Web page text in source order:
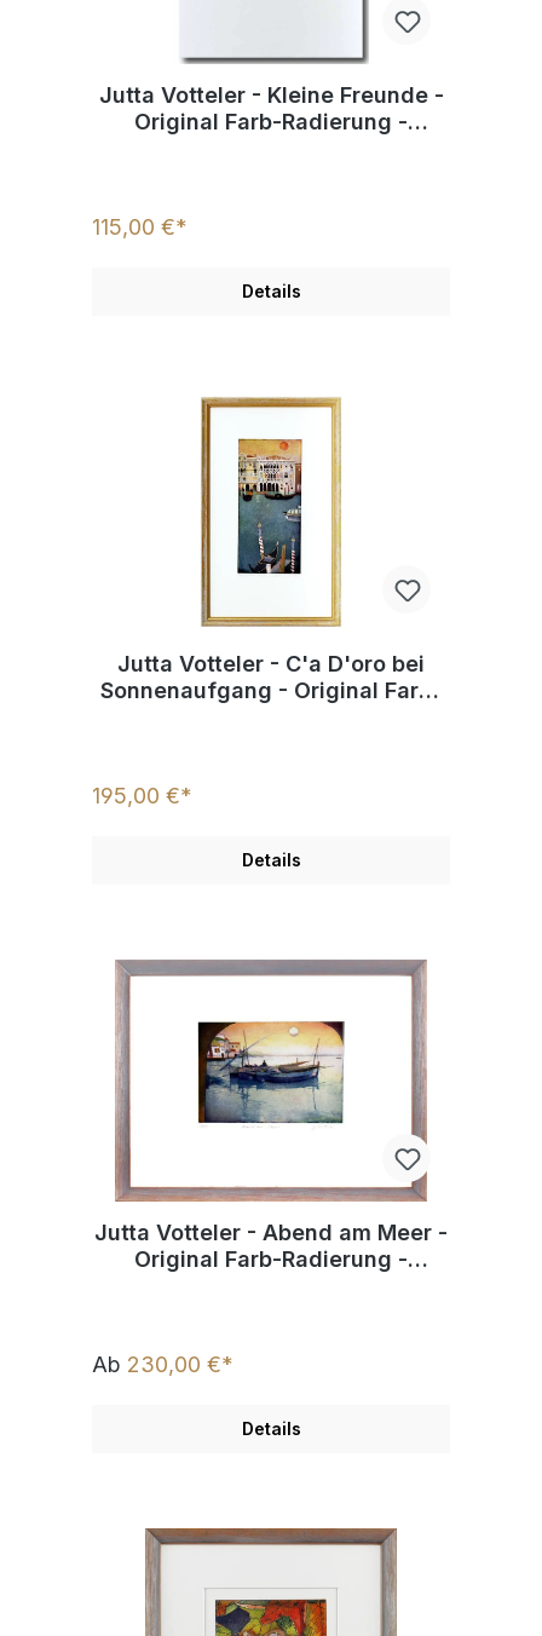
Jutta Votteler - Kleine Freunde -
Original Farb-Radierung -
115,00 €*
Details
Jutta Votteler - C'a D'oro bei
Sonnenaufgang - Original Farb-
195,00 €*
Details
Jutta Votteler - Abend am Meer -
Original Farb-Radierung -
Ab 230,00 €*
Details